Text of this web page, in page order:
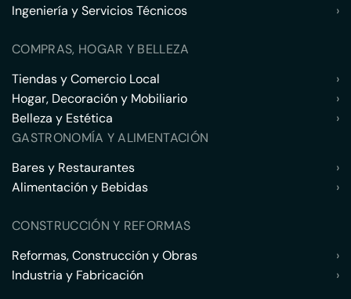
Ingeniería y Servicios Técnicos
›
COMPRAS, HOGAR Y BELLEZA
Tiendas y Comercio Local
›
Hogar, Decoración y Mobiliario
›
Belleza y Estética
›
GASTRONOMÍA Y ALIMENTACIÓN
Bares y Restaurantes
›
Alimentación y Bebidas
›
CONSTRUCCIÓN Y REFORMAS
Reformas, Construcción y Obras
›
Industria y Fabricación
›